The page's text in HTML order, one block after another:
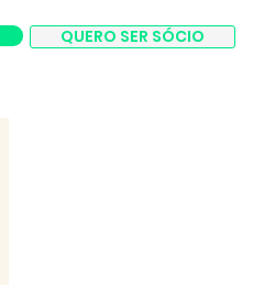
QUERO SER SÓCIO